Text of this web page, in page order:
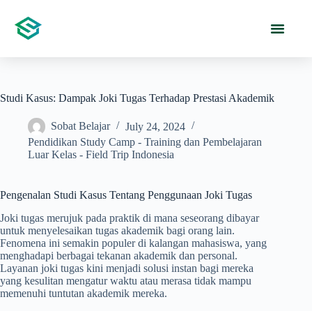
Studi Kasus: Dampak Joki Tugas Terhadap Prestasi Akademik
Sobat Belajar
July 24, 2024
Pendidikan Study Camp - Training dan Pembelajaran
Luar Kelas - Field Trip Indonesia
Pengenalan Studi Kasus Tentang Penggunaan Joki Tugas
Joki tugas merujuk pada praktik di mana seseorang dibayar
untuk menyelesaikan tugas akademik bagi orang lain.
Fenomena ini semakin populer di kalangan mahasiswa, yang
menghadapi berbagai tekanan akademik dan personal.
Layanan joki tugas kini menjadi solusi instan bagi mereka
yang kesulitan mengatur waktu atau merasa tidak mampu
memenuhi tuntutan akademik mereka.